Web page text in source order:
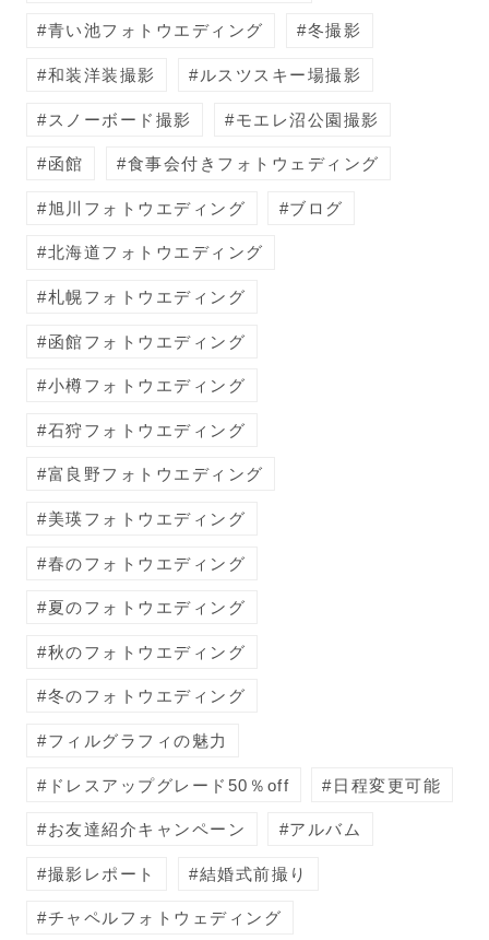
青い池フォトウエディング 冬撮影
和装洋装撮影 ルスツスキー場撮影
スノーボード撮影 モエレ沼公園撮影
函館 食事会付きフォトウェディング
旭川フォトウエディング ブログ
北海道フォトウエディング
札幌フォトウエディング
函館フォトウエディング
小樽フォトウエディング
石狩フォトウエディング
富良野フォトウエディング
美瑛フォトウエディング
春のフォトウエディング
夏のフォトウエディング
秋のフォトウエディング
冬のフォトウエディング
フィルグラフィの魅力
ドレスアップグレード50％off 日程変更可能
お友達紹介キャンペーン アルバム
撮影レポート 結婚式前撮り
チャペルフォトウェディング